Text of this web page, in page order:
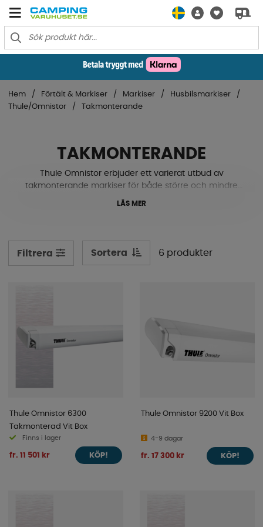
Hem Förtält & Markiser Markiser
Husbilsmarkiser
Thule/Omnistor
Takmonterande
TAKMONTERANDE
Thule Omnistor erbjuder ett varierat utbud av
takmonterande markiser för både större och mindre
fordon. Olika längder möjliggör att de kan fästas på en
LÄS MER
Filtrera Sortera 6 produkter
Thule Omnistor 6300
Takmonterad Vit Box
Finns i lager
fr. 11 501 kr KÖP!
Thule Omnistor 9200 Vit Box
4-9 dagar
fr. 17 300 kr KÖP!